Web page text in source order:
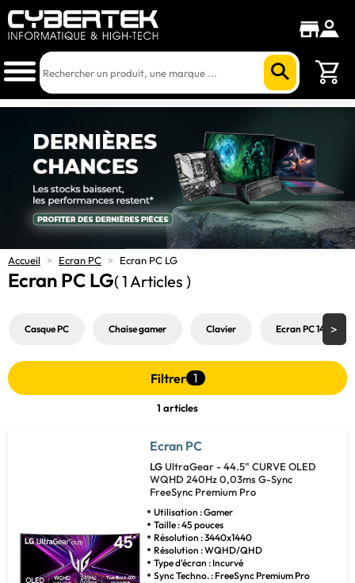
Accueil > Ecran PC > Ecran PC LG
Ecran PC LG( 1 Articles )
Casque PC Chaise gamer Clavier Ecran PC 144Hz
Filtrer 1
1 articles
Ecran PC
LGUltraGear - 44.5" CURVE OLED
WQHD 240Hz 0,03ms G-Sync
FreeSync Premium Pro
Utilisation : Gamer
Taille : 45 pouces
Résolution : 3440x1440
Résolution : WQHD/QHD
Type d'écran : Incurvé
Sync Techno. : FreeSync Premium Pro